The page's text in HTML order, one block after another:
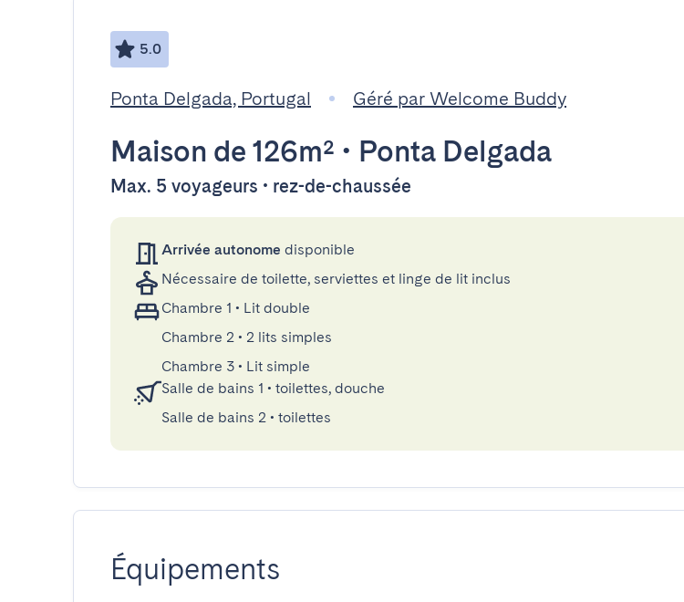
5.0
Ponta Delgada, Portugal Géré par Welcome Buddy
Maison de 126m² • Ponta Delgada
Max. 5 voyageurs • rez-de-chaussée
Arrivée autonome disponible
Nécessaire de toilette, serviettes et linge de lit inclus
Chambre 1 • Lit double
Chambre 2 • 2 lits simples
Chambre 3 • Lit simple
Salle de bains 1 • toilettes, douche
Salle de bains 2 • toilettes
Équipements